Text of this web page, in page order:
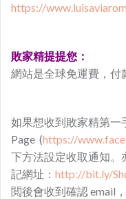
https://
敗家精提提您：
網站是全球免運費，付
如果想收到敗家精第一
Page (https://
下方法設定收取通知。
記網址： http://bit.ly/
閲後會收到確認 email